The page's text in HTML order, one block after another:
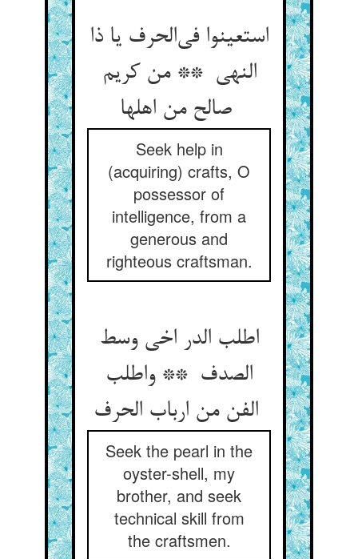
استعینوا فی‌الحرف یا ذا
النهی ** من کریم
Seek help in
(acquiring) crafts, O
possessor of
intelligence, from a
generous and
righteous craftsman.
اطلب الدر اخی وسط
الصدف ** واطلب
Seek the pearl in the
oyster-shell, my
brother, and seek
technical skill from
the craftsmen.